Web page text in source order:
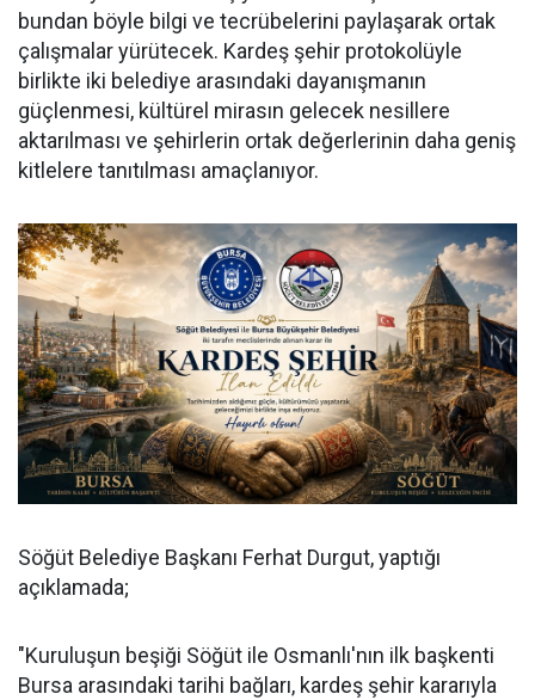
bundan böyle bilgi ve tecrübelerini paylaşarak ortak
çalışmalar yürütecek. Kardeş şehir protokolüyle
birlikte iki belediye arasındaki dayanışmanın
güçlenmesi, kültürel mirasın gelecek nesillere
aktarılması ve şehirlerin ortak değerlerinin daha geniş
kitlelere tanıtılması amaçlanıyor.
Söğüt Belediye Başkanı Ferhat Durgut, yaptığı
açıklamada;
"Kuruluşun beşiği Söğüt ile Osmanlı'nın ilk başkenti
Bursa arasındaki tarihi bağları, kardeş şehir kararıyla